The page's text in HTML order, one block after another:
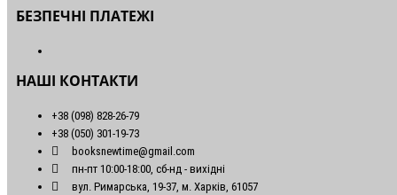
БЕЗПЕЧНІ ПЛАТЕЖІ
НАШІ КОНТАКТИ
+38 (098) 828-26-79
+38 (050) 301-19-73
booksnewtime@gmail.com
пн-пт 10:00-18:00, сб-нд - вихідні
вул. Римарська, 19-37, м. Харків, 61057